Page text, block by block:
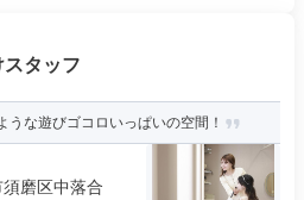
タッフ
うな遊びゴコロいっぱいの空間！
磨区中落合